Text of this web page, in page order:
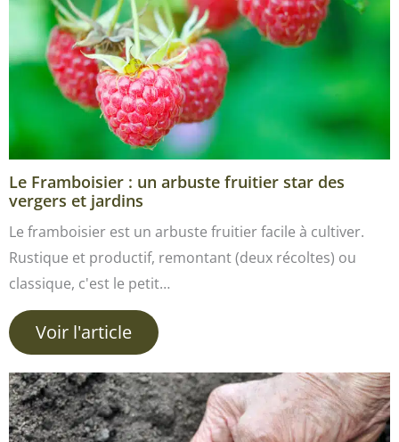
Le Framboisier : un arbuste fruitier star des
vergers et jardins
Le framboisier est un arbuste fruitier facile à cultiver.
Rustique et productif, remontant (deux récoltes) ou
classique, c'est le petit…
Voir l'article